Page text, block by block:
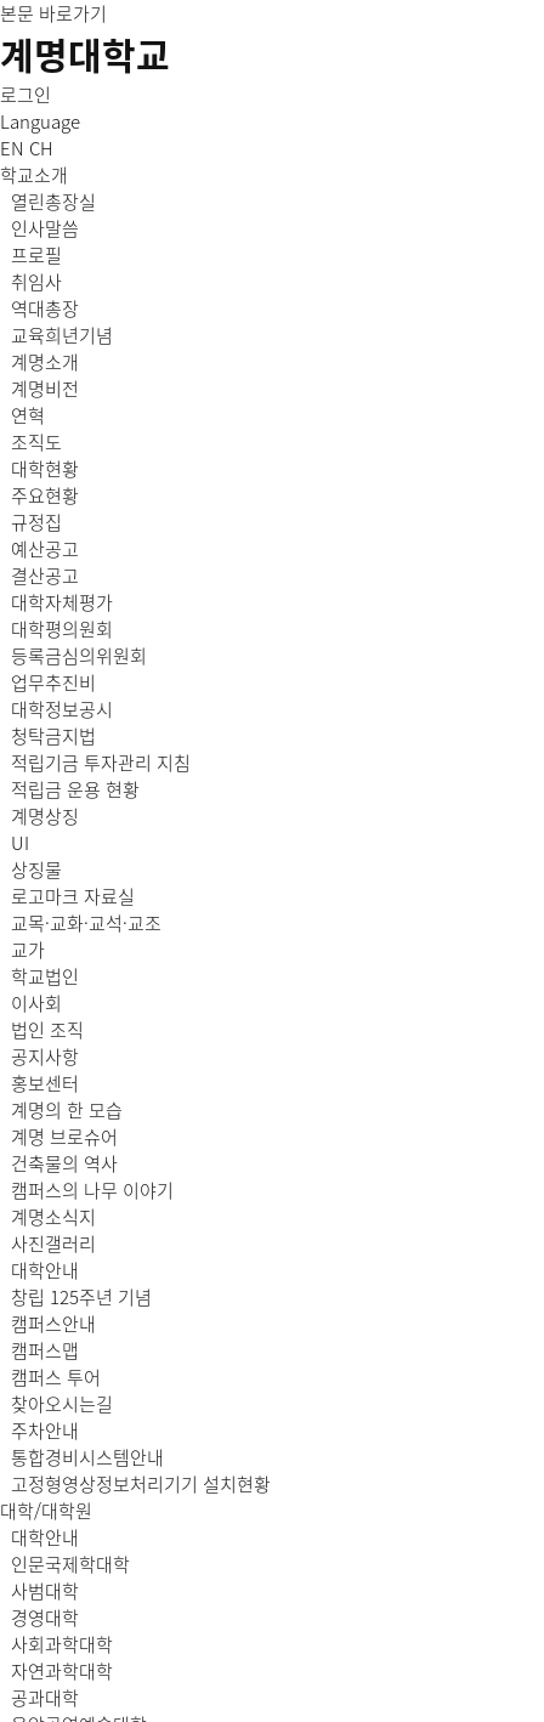
본문 바로가기
계명대학교
로그인
Language
EN CH
학교소개
열린총장실
인사말씀
프로필
취임사
역대총장
교육희년기념
계명소개
계명비전
연혁
조직도
대학현황
주요현황
규정집
예산공고
결산공고
대학자체평가
대학평의원회
등록금심의위원회
업무추진비
대학정보공시
청탁금지법
적립기금 투자관리 지침
적립금 운용 현황
계명상징
UI
상징물
로고마크 자료실
교목·교화·교석·교조
교가
학교법인
이사회
법인 조직
공지사항
홍보센터
계명의 한 모습
계명 브로슈어
건축물의 역사
캠퍼스의 나무 이야기
계명소식지
사진갤러리
대학안내
창립 125주년 기념
캠퍼스안내
캠퍼스맵
캠퍼스 투어
찾아오시는길
주차안내
통합경비시스템안내
고정형영상정보처리기기 설치현황
대학/대학원
대학안내
인문국제학대학
사범대학
경영대학
사회과학대학
자연과학대학
공과대학